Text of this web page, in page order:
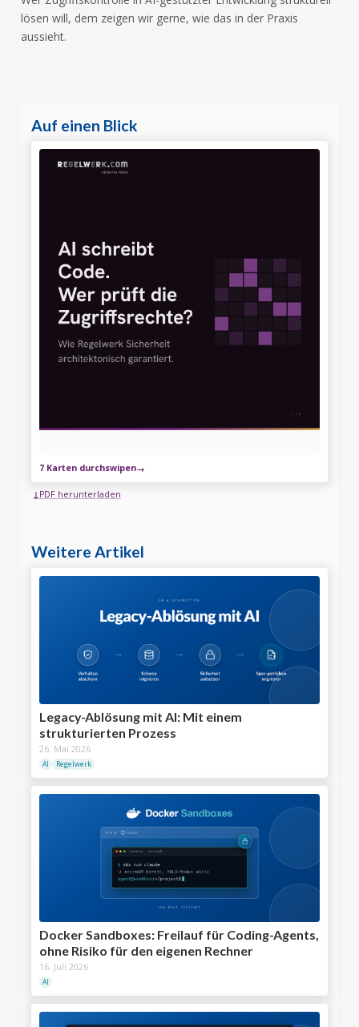
lösen will, dem zeigen wir gerne, wie das in der Praxis
aussieht.
Auf einen Blick
7 Karten durchswipen
PDF herunterladen
Weitere Artikel
Legacy-Ablösung mit AI: Mit einem
strukturierten Prozess
26. Mai 2026
AI Regelwerk
Docker Sandboxes: Freilauf für Coding-Agents,
ohne Risiko für den eigenen Rechner
16. Juli 2026
AI